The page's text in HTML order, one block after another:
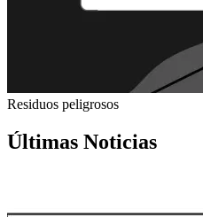
Residuos peligrosos
Últimas Noticias